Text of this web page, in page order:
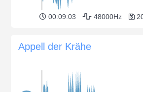
00:09:03 48000Hz
Appell der Krähe